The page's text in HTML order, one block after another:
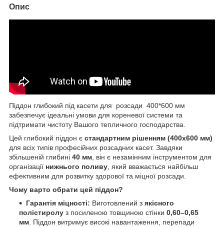
Опис
Піддон глибокий під касети для розсади 400*600 мм
забезпечує ідеальні умови для кореневої системи та
підтримати чистоту Вашого тепличного господарства.
Цей глибокий піддон є стандартним рішенням (400x600 мм)
для всіх типів професійних розсадних касет. Завдяки
збільшеній глибині 40 мм , він є незамінним інструментом для
організації нижнього поливу , який вважається найбільш
ефективним для розвитку здорової та міцної розсади.
Чому варто обрати цей піддон?
Гарантія міцності: Виготовлений з якісного
полістиролу з посиленою товщиною стінки 0,60–0,65
мм . Піддон витримує високі навантаження, перепади